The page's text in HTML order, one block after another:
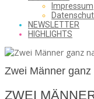
SAW
FROM
Impressum
NEWSLETTER
HIGHLIGHTS
Zwei Männer
ZWEI